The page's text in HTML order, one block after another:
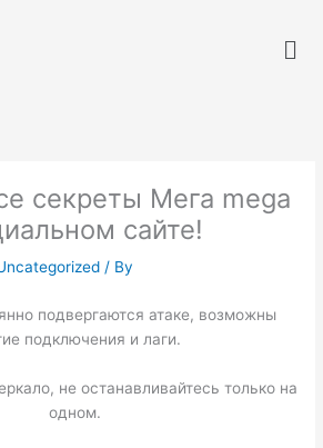
секреты Мега mega
сайте!
/ By
подвергаются атаке, возможны
подключения и лаги.
не останавливайтесь только на
одном.